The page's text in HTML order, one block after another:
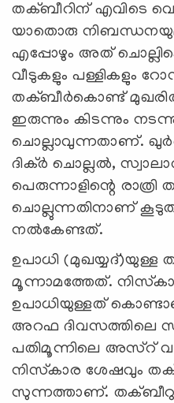
തക്ബീറിന് എവിടെ
യാതൊരു
എപ്പോഴും അത്
വീടുകളും പള്ളികളും
തക്ബീര്‍കൊണ്ട്
ഇരുന്നും കിടന്നും
ചൊല്ലാവുന്നതാണ്.
ദിക്ര്‍ ചൊല്ലല്‍,
പെരുന്നാളിന്റെ
ചൊല്ലുന്നതിനാണ്
നല്‍കേണ്ടത്.
ഉപാധി
മൂന്നാമത്തേത്.
ഉപാധിയുള്ളത്
അറഫ ദിവസത്തിലെ
പതിമൂന്നിലെ അസ്‌റ്
നിസ്‌കാര ശേഷവും
സുന്നത്താണ്.